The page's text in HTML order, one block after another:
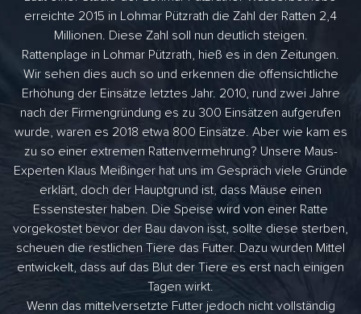
erreichte 2015 in Lohmar Pützrath die Zahl der Ratten 2,4
Millionen. Diese Zahl soll nun deutlich steigen.
Rattenplage in Lohmar Pützrath, hieß es in den Zeitungen.
Wir sehen dies auch so und erkennen die offensichtliche
Erhöhung der Einsätze letztes Jahr. 2010, rund zwei Jahre
nach der Firmengründung es zu 300 Einsätzen aufgerufen
wurde, waren es 2018 etwa 800 Einsätze. Aber wie kam es
zu so einer extremen Rattenvermehrung? Unsere Maus-
Experten Klaus Meißinger hat uns im Gespräch viele Gründe
erklärt, doch der Hauptgrund ist, dass Mäuse einen
Essenstester haben. Die Speise wird von einer Ratte
vorgekostet bevor der Bau davon isst, sollte diese sterben,
scheuen die restlichen Tiere das Futter. Dazu wurden Mittel
entwickelt, dass auf das Blut der Tiere es erst nach einigen
Tagen wirkt.
Wenn das mittelversetzte Futter jedoch nicht vollständig